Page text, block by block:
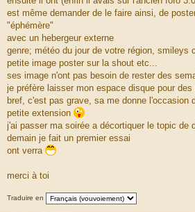
est même demander de le faire ainsi, de
"éphémère"
avec un hebergeur externe
genre; météo du jour de votre région, smileys
petite image poster sur la shout etc...
ses image n'ont pas besoin de rester des
je préfère laisser mon espace disque pour
bref, c'est pas grave, sa me donne l'occasion
petite extension
j'ai passer ma soirée a décortiquer le topic de
demain je fait un premier essai
ont verra
merci à toi
Traduire en